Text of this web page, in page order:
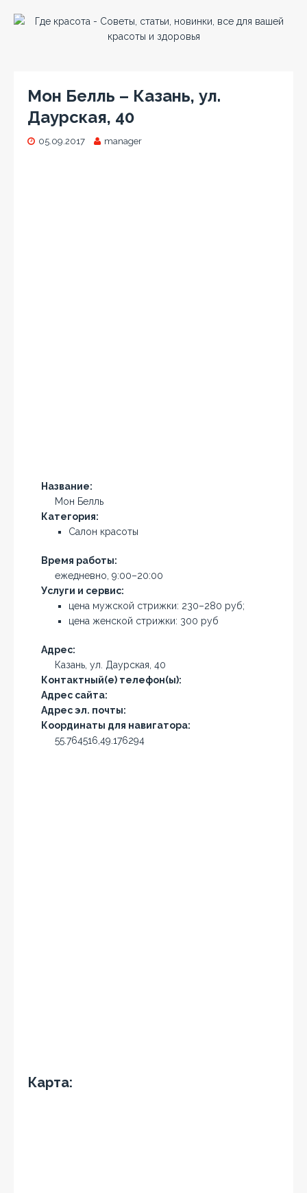
Мон Белль – Казань, ул.
Даурская, 40
05.09.2017 manager
Название:
Мон Белль
Категория:
Салон красоты
Время работы:
ежедневно, 9:00–20:00
Услуги и сервис:
цена мужской стрижки: 230–280 руб;
цена женской стрижки: 300 руб
Адрес:
Казань, ул. Даурская, 40
Контактный(е) телефон(ы):
Адрес сайта:
Адрес эл. почты:
Координаты для навигатора:
55.764516,49.176294
Карта: